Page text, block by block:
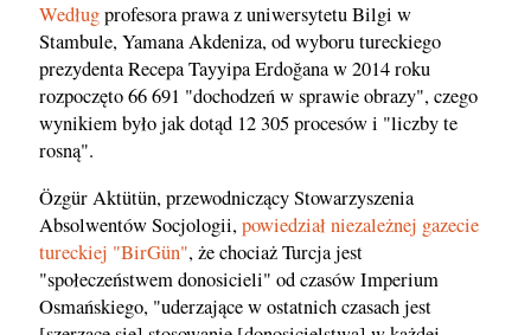
Wedługprofesora prawa z uniwersytetu Bilgi w
Stambule, Yamana Akdeniza, od wyboru tureckiego
prezydenta Recepa Tayyipa Erdoğana w 2014 roku
rozpoczęto 66 691 "dochodzeń w sprawie obrazy", czego
wynikiem było jak dotąd 12 305 procesów i "liczby te
rosną".
Özgür Aktütün, przewodniczący Stowarzyszenia
Absolwentów Socjologii,powiedział niezależnej gazecie
tureckiej "BirGün", że chociaż Turcja jest
"społeczeństwem donosicieli" od czasów Imperium
Osmańskiego, "uderzające w ostatnich czasach jest